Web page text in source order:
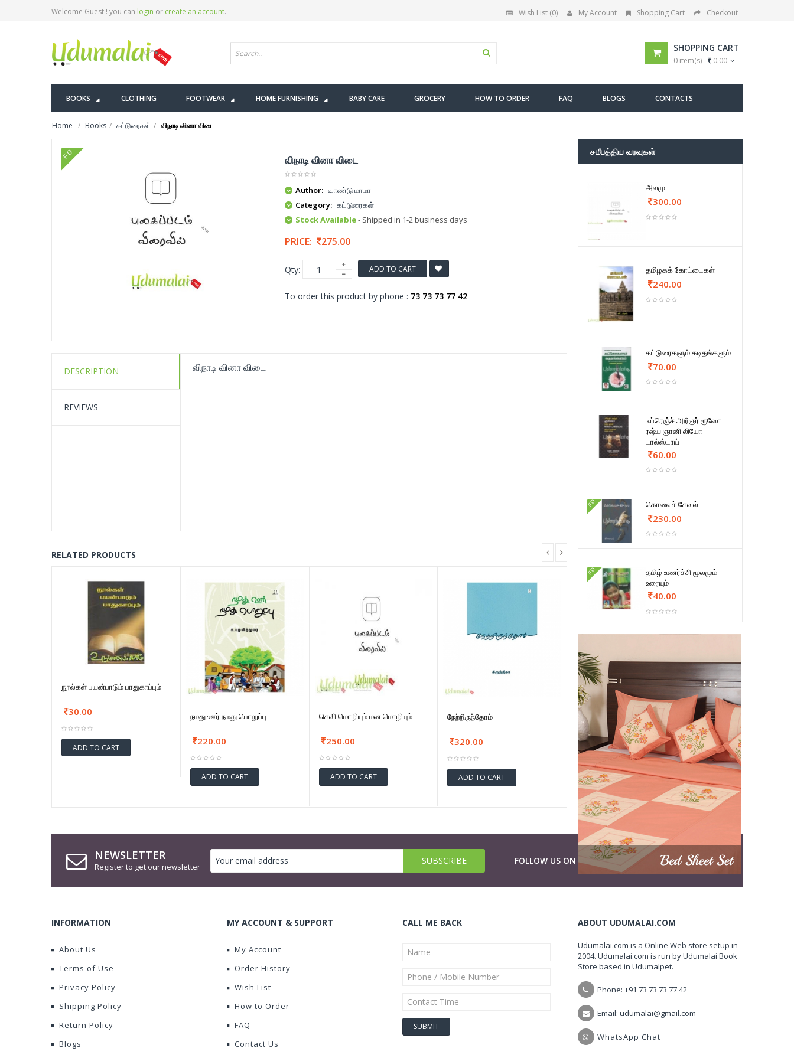
Welcome Guest ! you can login or create an account. Wish List (0) My Account Shopping Cart Checkout
SHOPPING CART
0 item(s) - 0.00
BOOKS CLOTHING FOOTWEAR HOME FURNISHING BABY CARE GROCERY HOW TO ORDER FAQ BLOGS CONTACTS
Home Books கட்டுரைகள் விநாடி வினா விடை
FD விநாடி வினா விடை
Author: வாண்டு மாமா
Category: கட்டுரைகள்
Stock Available- Shipped in 1-2 business days
PRICE: 275.00
Qty: ADD TO CART
To order this product by phone : 73 73 73 77 42
DESCRIPTION
REVIEWS
விநாடி வினா விடை
RELATED PRODUCTS
நூல்கள் பயன்பாடும் பாதுகாப்பும்
30.00
ADD TO CART
நமது ஊர் நமது பொறுப்பு
220.00
ADD TO CART
செவி மொழியும் மன மொழியும்
250.00
ADD TO CART
நேற்றிருந்தோம்
320.00
ADD TO CART
சமீபத்திய வரவுகள்
அலமு
300.00
தமிழகக் கோட்டைகள்
240.00
கட்டுரைகளும் கடிதங்களும்
70.00
ஃப்ரெஞ்ச் அறிஞர் ரூஸோ
ரஷ்ய ஞானி லியோ
டால்ஸ்டாய்
60.00
FD கொலைச் சேவல்
230.00
FD
தமிழ் உணர்ச்சி மூலமும்
உரையும்
40.00
NEWSLETTER
Register to get our newsletter
FOLLOW US ON
INFORMATION
About Us
Terms of Use
Privacy Policy
Shipping Policy
Return Policy
Blogs
MY ACCOUNT & SUPPORT
My Account
Order History
Wish List
How to Order
FAQ
Contact Us
CALL ME BACK ABOUT UDUMALAI.COM
Udumalai.com is a Online Web store setup in
2004. Udumalai.com is run by Udumalai Book
Store based in Udumalpet.
Phone: +91 73 73 73 77 42
Email: udumalai@gmail.com
WhatsApp Chat